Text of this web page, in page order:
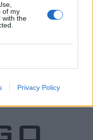
of my
with the
Privacy Policy